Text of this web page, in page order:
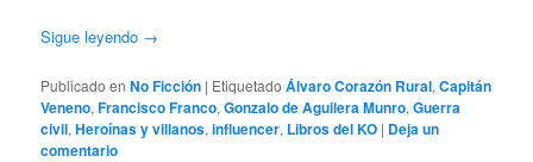
Sigue leyendo →
Publicado en No Ficción | Etiquetado Álvaro Corazón Rural,Capitán
Veneno,Francisco Franco,Gonzalo de Aguilera Munro,Guerra
civil,Heroínas y villanos,influencer, Libros del KO | Deja un
comentario